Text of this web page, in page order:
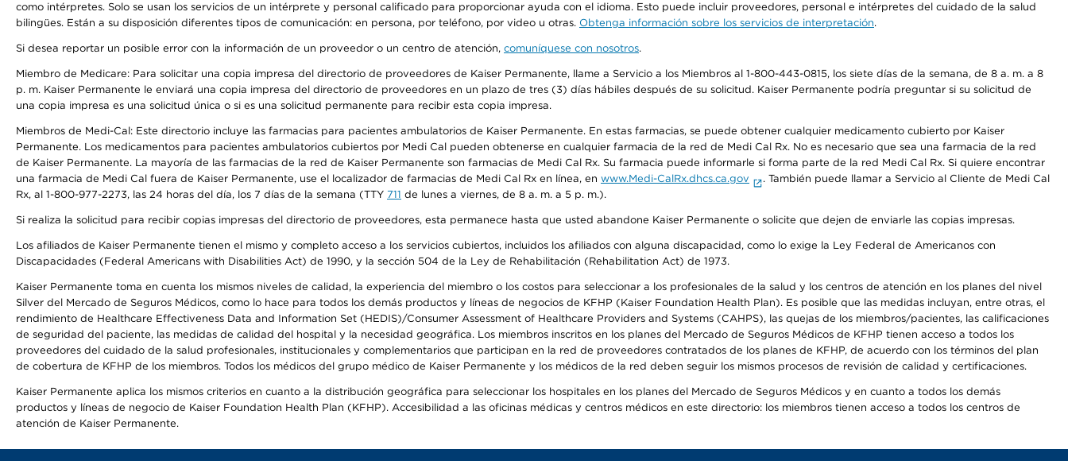
como intérpretes. Solo se usan los servicios de un intérprete y personal calificado para proporcionar ayuda con el idioma. Esto puede incluir proveedores, personal e intérpretes del cuidado de la salud
bilingües. Están a su disposición diferentes tipos de comunicación: en persona, por teléfono, por video u otras. Obtenga información sobre los servicios de interpretación.
Si desea reportar un posible error con la información de un proveedor o un centro de atención, comuníquese con nosotros.
Miembro de Medicare: Para solicitar una copia impresa del directorio de proveedores de Kaiser Permanente, llame a Servicio a los Miembros al 1-800-443-0815, los siete días de la semana, de 8 a. m. a 8
p. m. Kaiser Permanente le enviará una copia impresa del directorio de proveedores en un plazo de tres (3) días hábiles después de su solicitud. Kaiser Permanente podría preguntar si su solicitud de
una copia impresa es una solicitud única o si es una solicitud permanente para recibir esta copia impresa.
Miembros de Medi-Cal: Este directorio incluye las farmacias para pacientes ambulatorios de Kaiser Permanente. En estas farmacias, se puede obtener cualquier medicamento cubierto por Kaiser
Permanente. Los medicamentos para pacientes ambulatorios cubiertos por Medi Cal pueden obtenerse en cualquier farmacia de la red de Medi Cal Rx. No es necesario que sea una farmacia de la red
de Kaiser Permanente. La mayoría de las farmacias de la red de Kaiser Permanente son farmacias de Medi Cal Rx. Su farmacia puede informarle si forma parte de la red Medi Cal Rx. Si quiere encontrar
una farmacia de Medi Cal fuera de Kaiser Permanente, use el localizador de farmacias de Medi Cal Rx en línea, en www.Medi-CalRx.dhcs.ca.gov
. También puede llamar a Servicio al Cliente de Medi Cal
Rx, al 1-800-977-2273, las 24 horas del día, los 7 días de la semana (TTY 711 de lunes a viernes, de 8 a. m. a 5 p. m.).
Si realiza la solicitud para recibir copias impresas del directorio de proveedores, esta permanece hasta que usted abandone Kaiser Permanente o solicite que dejen de enviarle las copias impresas.
Los afiliados de Kaiser Permanente tienen el mismo y completo acceso a los servicios cubiertos, incluidos los afiliados con alguna discapacidad, como lo exige la Ley Federal de Americanos con
Discapacidades (Federal Americans with Disabilities Act) de 1990, y la sección 504 de la Ley de Rehabilitación (Rehabilitation Act) de 1973.
Kaiser Permanente toma en cuenta los mismos niveles de calidad, la experiencia del miembro o los costos para seleccionar a los profesionales de la salud y los centros de atención en los planes del nivel
Silver del Mercado de Seguros Médicos, como lo hace para todos los demás productos y líneas de negocios de KFHP (Kaiser Foundation Health Plan). Es posible que las medidas incluyan, entre otras, el
rendimiento de Healthcare Effectiveness Data and Information Set (HEDIS)/Consumer Assessment of Healthcare Providers and Systems (CAHPS), las quejas de los miembros/pacientes, las calificaciones
de seguridad del paciente, las medidas de calidad del hospital y la necesidad geográfica. Los miembros inscritos en los planes del Mercado de Seguros Médicos de KFHP tienen acceso a todos los
proveedores del cuidado de la salud profesionales, institucionales y complementarios que participan en la red de proveedores contratados de los planes de KFHP, de acuerdo con los términos del plan
de cobertura de KFHP de los miembros. Todos los médicos del grupo médico de Kaiser Permanente y los médicos de la red deben seguir los mismos procesos de revisión de calidad y certificaciones.
Kaiser Permanente aplica los mismos criterios en cuanto a la distribución geográfica para seleccionar los hospitales en los planes del Mercado de Seguros Médicos y en cuanto a todos los demás
productos y líneas de negocio de Kaiser Foundation Health Plan (KFHP). Accesibilidad a las oficinas médicas y centros médicos en este directorio: los miembros tienen acceso a todos los centros de
atención de Kaiser Permanente.